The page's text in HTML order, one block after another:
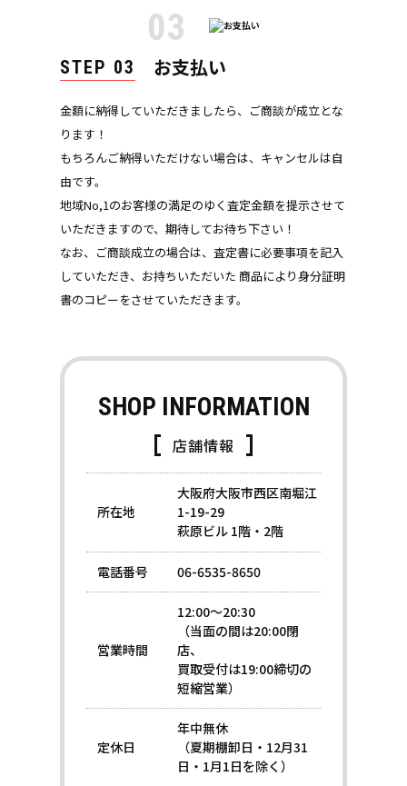
03
STEP 03 お支払い
金額に納得していただきましたら、ご商談が成立とな
ります！
もちろんご納得いただけない場合は、キャンセルは自
由です。
地域No,1のお客様の満足のゆく査定金額を提示させて
いただきますので、期待してお待ち下さい！
なお、ご商談成立の場合は、査定書に必要事項を記入
していただき、お持ちいただいた 商品により身分証明
書のコピーをさせていただきます。
SHOP INFORMATION
店舗情報
所在地
大阪府大阪市西区南堀江
1-19-29
萩原ビル 1階・2階
電話番号 06-6535-8650
営業時間
12:00～20:30
（当面の間は20:00閉
店、
買取受付は19:00締切の
短縮営業）
定休日
年中無休
（夏期棚卸日・12月31
日・1月1日を除く）